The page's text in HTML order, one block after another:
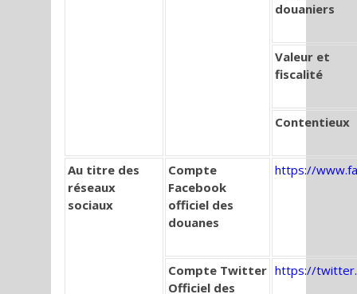
douaniers
Valeur et
fiscalité
Contentieux
Au titre des
réseaux
sociaux
Compte
Facebook
officiel des
douanes
https://
Compte Twitter
Officiel des
https://